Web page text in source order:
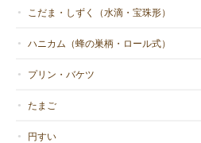
ご投稿ありがと
ツインの意味は
こだま・しずく（水滴・宝珠形）
ハニカム（蜂の巣柄・ロール式）
プリン・バケツ
たまご
円すい